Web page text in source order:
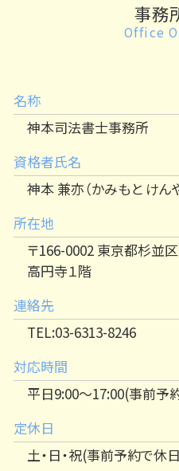
事務
Office
名称
神本司法書士事務所
資格者氏名
神本 兼亦（かみもと けん
所在地
〒166-0002 東京都杉並
高円寺１階
連絡先
TEL:03-6313-8246
対応時間
平日9:00～17:00(事前予
定休日
土・日・祝(事前予約で休